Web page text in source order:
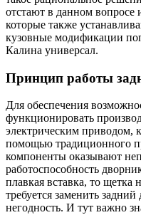
отстают в данном вопросе
которые также
кузовные модификации
Калина универсал.
Принцип работы
Для обеспечения
функционировать
электрическим приводом,
помощью традиционного
компоненты оказывают
работоспособность
плавкая вставка, то щетка
требуется заменить
негодность. И тут важно